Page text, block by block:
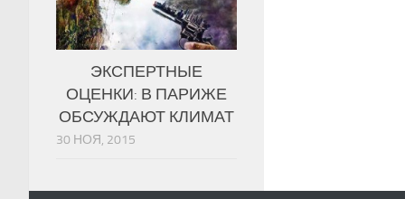
ЭКСПЕРТНЫЕ
ОЦЕНКИ: В ПАРИЖЕ
ОБСУЖДАЮТ КЛИМАТ
30 НОЯ, 2015